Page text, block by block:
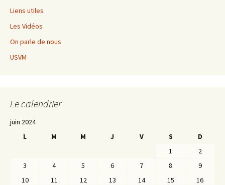
Liens utiles
Les Vidéos
On parle de nous
USVM
Le calendrier
juin 2024
L
M M J V S
D
1
2
3
4 5 6 7 8
9
10
11 12 13 14 15
16